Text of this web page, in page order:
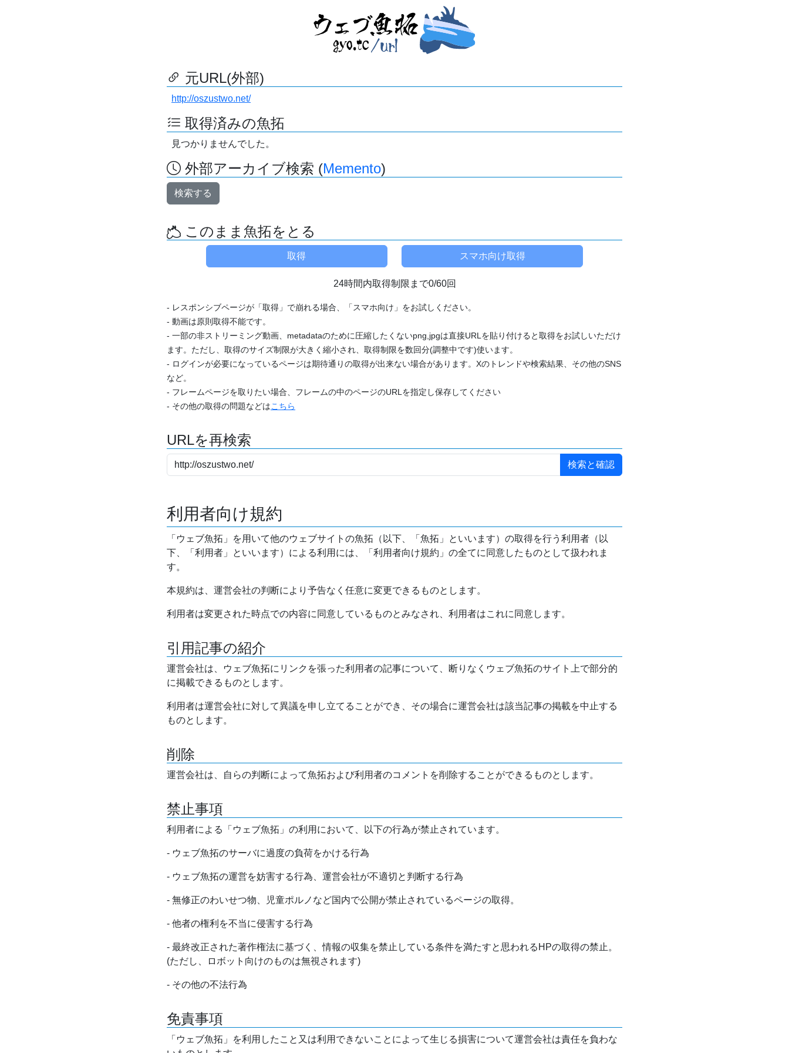
元URL(外部)
http://oszustwo.net/
取得済みの魚拓
見つかりませんでした。
外部アーカイブ検索 (Memento)
検索する
このまま魚拓をとる
24時間内取得制限まで0/60回
- レスポンシブページが「取得」で崩れる場合、「スマホ向け」をお試しください。
- 動画は原則取得不能です。
- 一部の非ストリーミング動画、metadataのために圧縮したくないpng,jpgは直接URLを貼り付けると取得をお試しいただけ
ます。ただし、取得のサイズ制限が大きく縮小され、取得制限を数回分(調整中です)使います。
- ログインが必要になっているページは期待通りの取得が出来ない場合があります。Xのトレンドや検索結果、その他のSNS
など。
- フレームページを取りたい場合、フレームの中のページのURLを指定し保存してください
- その他の取得の問題などはこちら
URLを再検索
利用者向け規約
「ウェブ魚拓」を用いて他のウェブサイトの魚拓（以下、「魚拓」といいます）の取得を行う利用者（以
下、「利用者」といいます）による利用には、「利用者向け規約」の全てに同意したものとして扱われま
す。
本規約は、運営会社の判断により予告なく任意に変更できるものとします。
利用者は変更された時点での内容に同意しているものとみなされ、利用者はこれに同意します。
引用記事の紹介
運営会社は、ウェブ魚拓にリンクを張った利用者の記事について、断りなくウェブ魚拓のサイト上で部分的
に掲載できるものとします。
利用者は運営会社に対して異議を申し立てることができ、その場合に運営会社は該当記事の掲載を中止する
ものとします。
削除
運営会社は、自らの判断によって魚拓および利用者のコメントを削除することができるものとします。
禁止事項
利用者による「ウェブ魚拓」の利用において、以下の行為が禁止されています。
- ウェブ魚拓のサーバに過度の負荷をかける行為
- ウェブ魚拓の運営を妨害する行為、運営会社が不適切と判断する行為
- 無修正のわいせつ物、児童ポルノなど国内で公開が禁止されているページの取得。
- 他者の権利を不当に侵害する行為
- 最終改正された著作権法に基づく、情報の収集を禁止している条件を満たすと思われるHPの取得の禁止。
(ただし、ロボット向けのものは無視されます)
- その他の不法行為
免責事項
「ウェブ魚拓」を利用したこと又は利用できないことによって生じる損害について運営会社は責任を負わな